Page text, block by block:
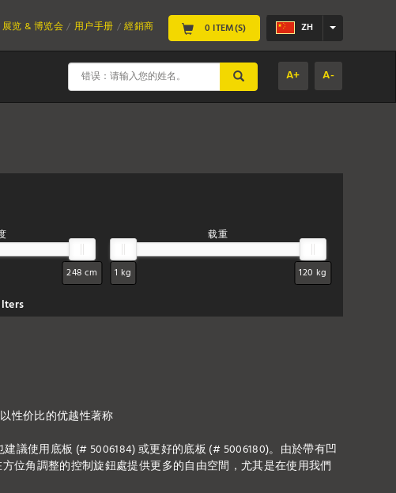
ZH
0 ITEM(S)
展览 & 博览会 用户手册 經銷商
A+ A-
SUBMIT
248 cm
载重
1 kg 120 kg
性价比的优越性著称
議使用底板 (# 5006184) 或更好的底板 (# 5006180)。由於帶有凹
位角調整的控制旋鈕處提供更多的自由空間，尤其是在使用我們